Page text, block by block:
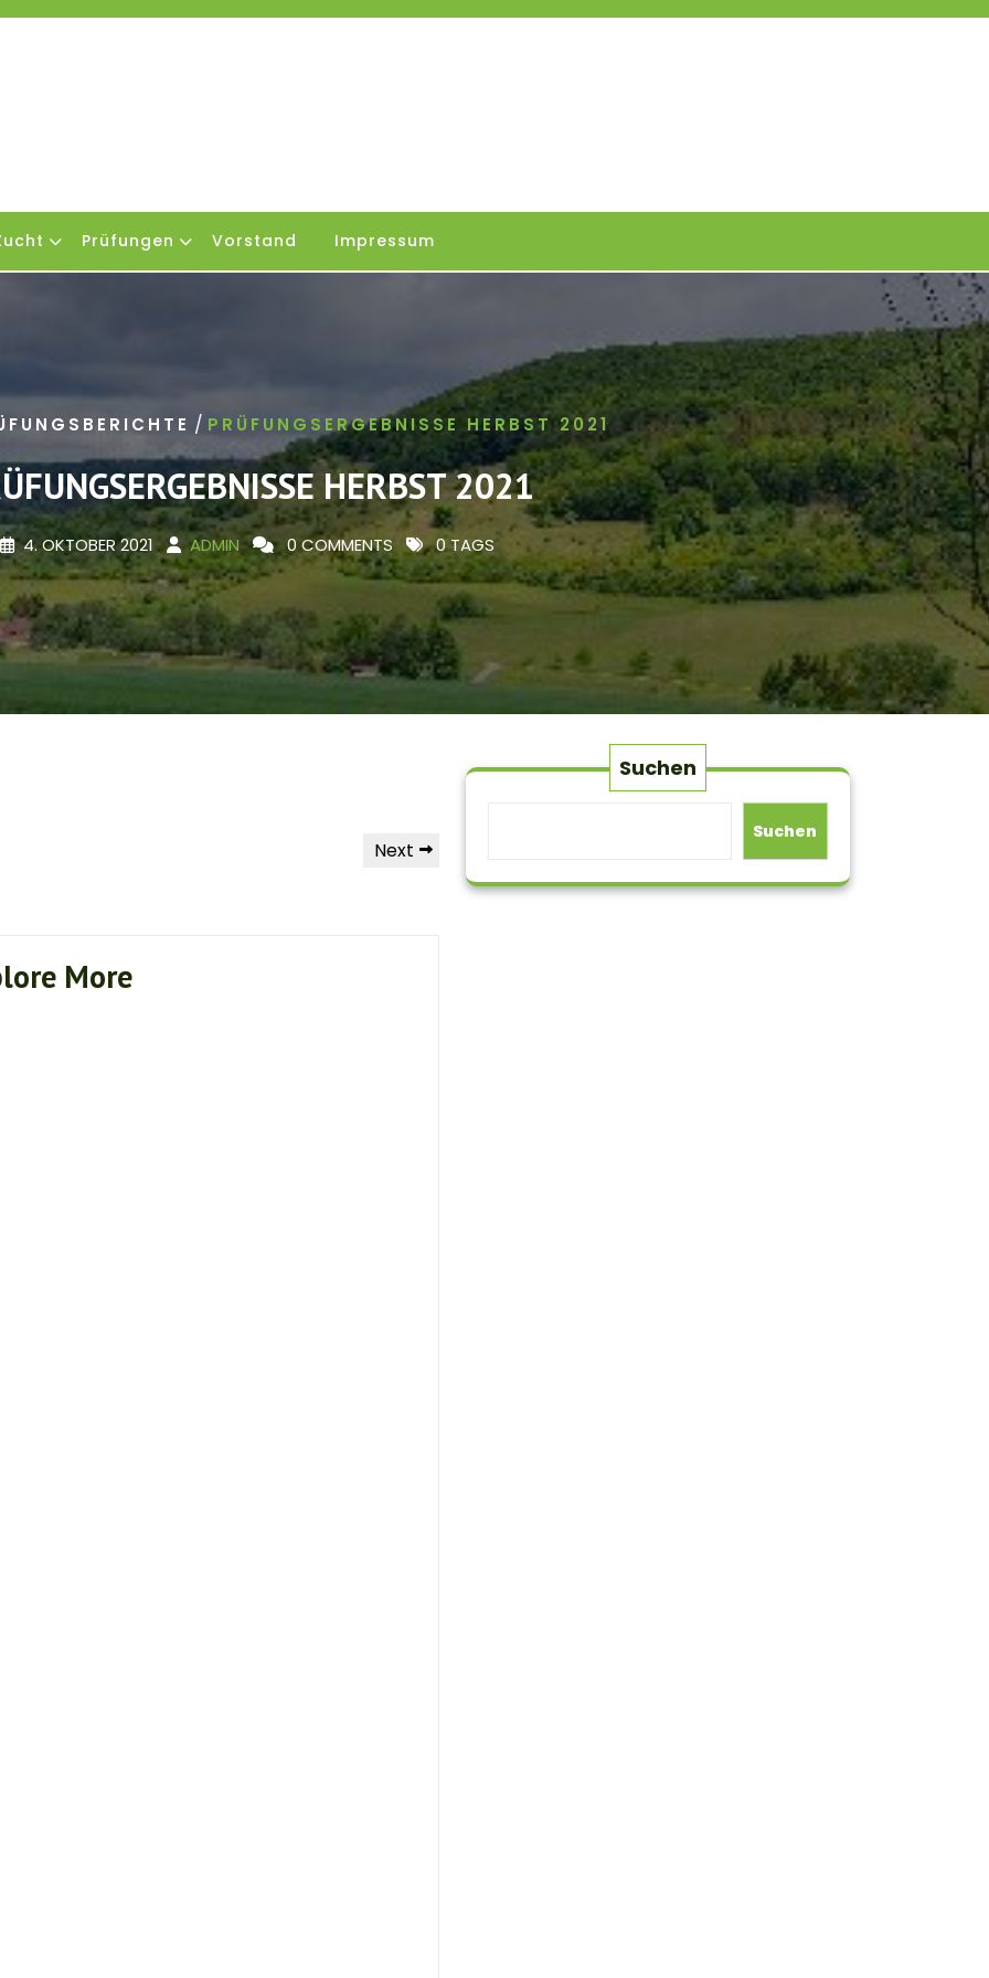
Prüfungen Vorstand Impressum
/ PRÜFUNGSERGEBNISSE HERBST 2021
HERBST 2021
4. OKTOBER 2021 ADMIN 0 COMMENTS 0 TAGS
Next
Next
More
Suchen
Suchen